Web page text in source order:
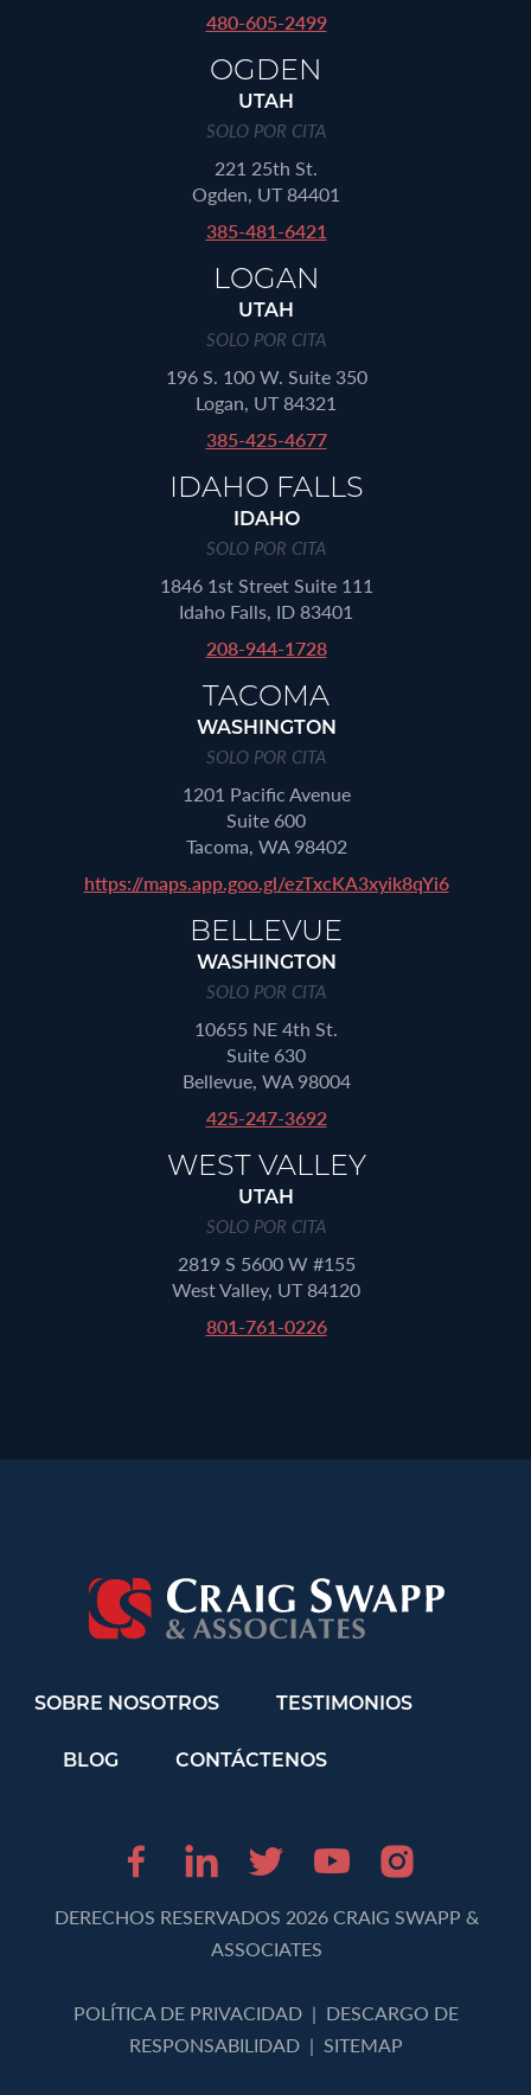
480-605-2499
OGDEN
UTAH
SOLO POR CITA
221 25th St.
Ogden, UT 84401
385-481-6421
LOGAN
UTAH
SOLO POR CITA
196 S. 100 W. Suite 350
Logan, UT 84321
385-425-4677
IDAHO FALLS
IDAHO
SOLO POR CITA
1846 1st Street Suite 111
Idaho Falls, ID 83401
208-944-1728
TACOMA
WASHINGTON
SOLO POR CITA
1201 Pacific Avenue
Suite 600
Tacoma, WA 98402
https://maps.app.goo.gl/ezTxcKA3xyik8qYi6
BELLEVUE
WASHINGTON
SOLO POR CITA
10655 NE 4th St.
Suite 630
Bellevue, WA 98004
425-247-3692
WEST VALLEY
UTAH
SOLO POR CITA
2819 S 5600 W #155
West Valley, UT 84120
801-761-0226
SOBRE NOSOTROS TESTIMONIOS
BLOG CONTÁCTENOS
Facebook (opens in
LinkedIn (opens
TwitterYoutube
DERECHOS RESERVADOS 2026 CRAIG SWAPP &
ASSOCIATES
POLÍTICA DE PRIVACIDAD | DESCARGO DE
RESPONSABILIDAD | SITEMAP